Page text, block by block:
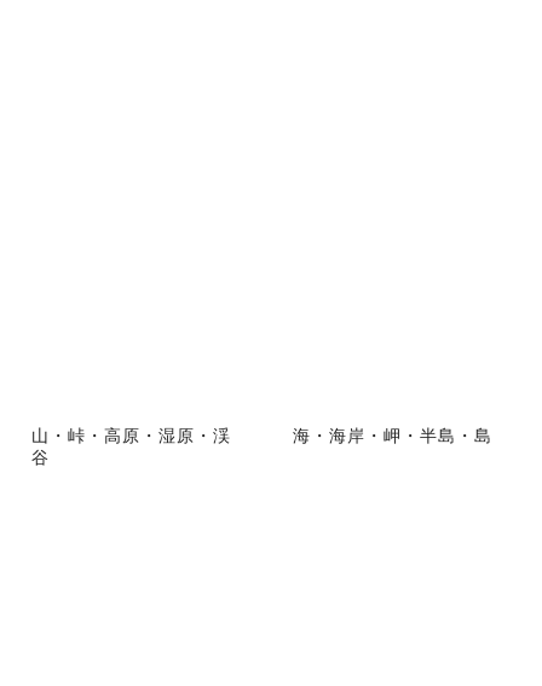
山・峠・高原・湿原・渓
谷
海・海岸・岬・半島・島